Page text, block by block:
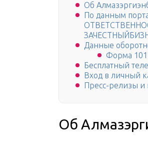
Об
По данным
Данные
Форма 101
Бесплатный
Вход в личный
Пресс-релизы и
Об